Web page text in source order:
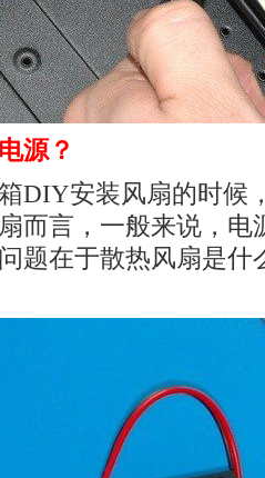
源？
DIY安装风扇的时候
而言，一般来说，电
题在于散热风扇是什